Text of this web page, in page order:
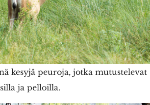
kesyjä peuroja, jotka mutustelevat
ja pelloilla.